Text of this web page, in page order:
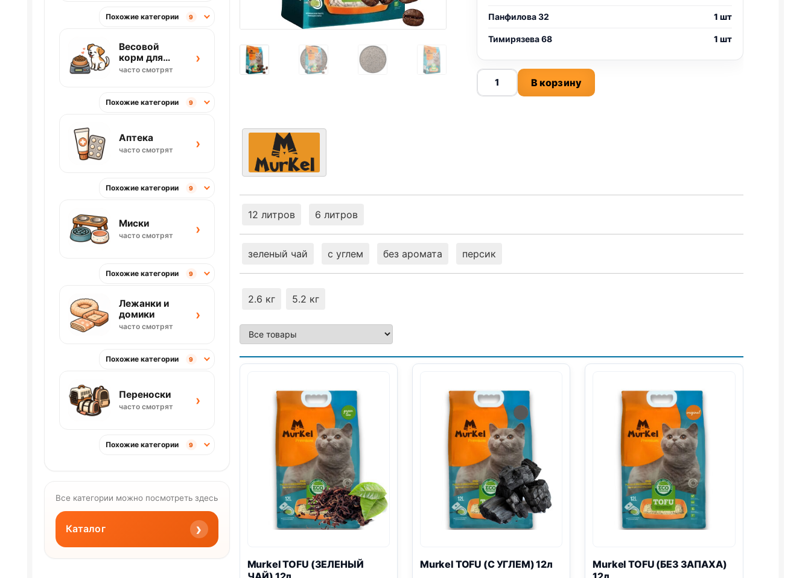
Панфилова 32 1 шт
Тимирязева 68 1 шт
Количество
товара
В корзину
12 литров 6 литров
зеленый чай с углем без аромата персик
2.6 кг 5.2 кг
MurkelTOFU (ЗЕЛЕНЫЙ
Murkel TOFU (С УГЛЕМ) 12л MurkelTOFU (БЕЗ ЗАПАХА)
Похожие категории 9
Весовой
корм для
собак
часто смотрят
›
Похожие категории 9
Аптека
часто смотрят ›
Похожие категории 9
Миски
часто смотрят ›
Похожие категории 9
Лежанки и
домики
часто смотрят
›
Похожие категории 9
Переноски
часто смотрят ›
Похожие категории 9
Все категории можно посмотреть здесь
Каталог ›